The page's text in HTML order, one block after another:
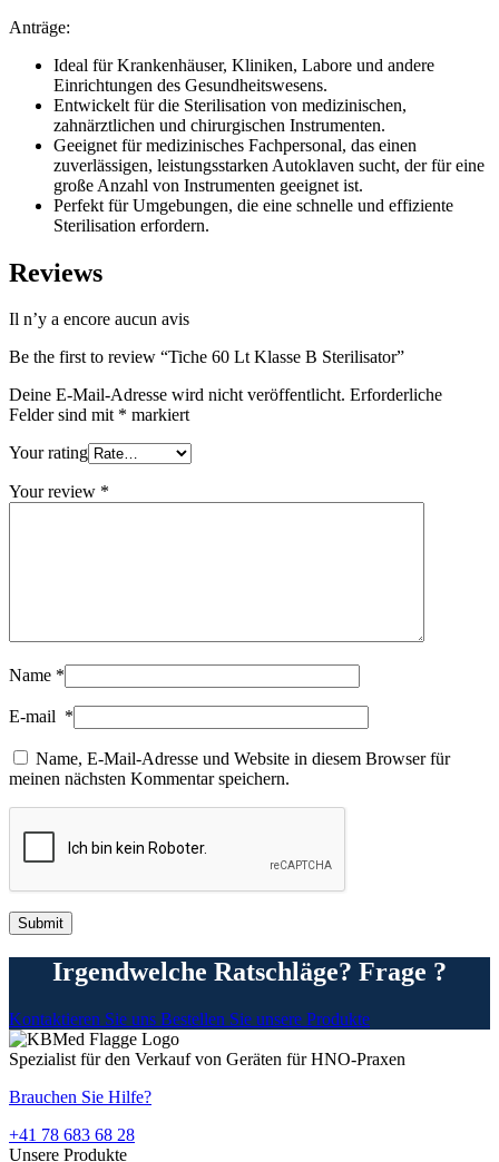
Anträge:
Ideal für Krankenhäuser, Kliniken, Labore und andere
Einrichtungen des Gesundheitswesens.
Entwickelt für die Sterilisation von medizinischen,
zahnärztlichen und chirurgischen Instrumenten.
Geeignet für medizinisches Fachpersonal, das einen
zuverlässigen, leistungsstarken Autoklaven sucht, der für eine
große Anzahl von Instrumenten geeignet ist.
Perfekt für Umgebungen, die eine schnelle und effiziente
Sterilisation erfordern.
Reviews
Il n’y a encore aucun avis
Be the first to review “Tiche 60 Lt Klasse B Sterilisator”
Deine E-Mail-Adresse wird nicht veröffentlicht. Erforderliche
Felder sind mit * markiert
Your rating
Your review *
Name *
E-mail *
Name, E-Mail-Adresse und Website in diesem Browser für
meinen nächsten Kommentar speichern.
Irgendwelche Ratschläge? Frage ?
Kontaktieren Sie uns Bestellen Sie unsere Produkte
Spezialist für den Verkauf von Geräten für HNO-Praxen
Brauchen Sie Hilfe?
+41 78 683 68 28
Unsere Produkte